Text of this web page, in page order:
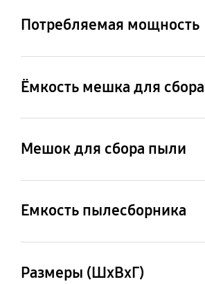
Потребляемая мощность
1600 Вт
Ёмкость мешка для
0.8 л
Мешок для сбора пыли
2 шт.
Емкость пылесборника
2 л
Размеры (ШxВxГ)